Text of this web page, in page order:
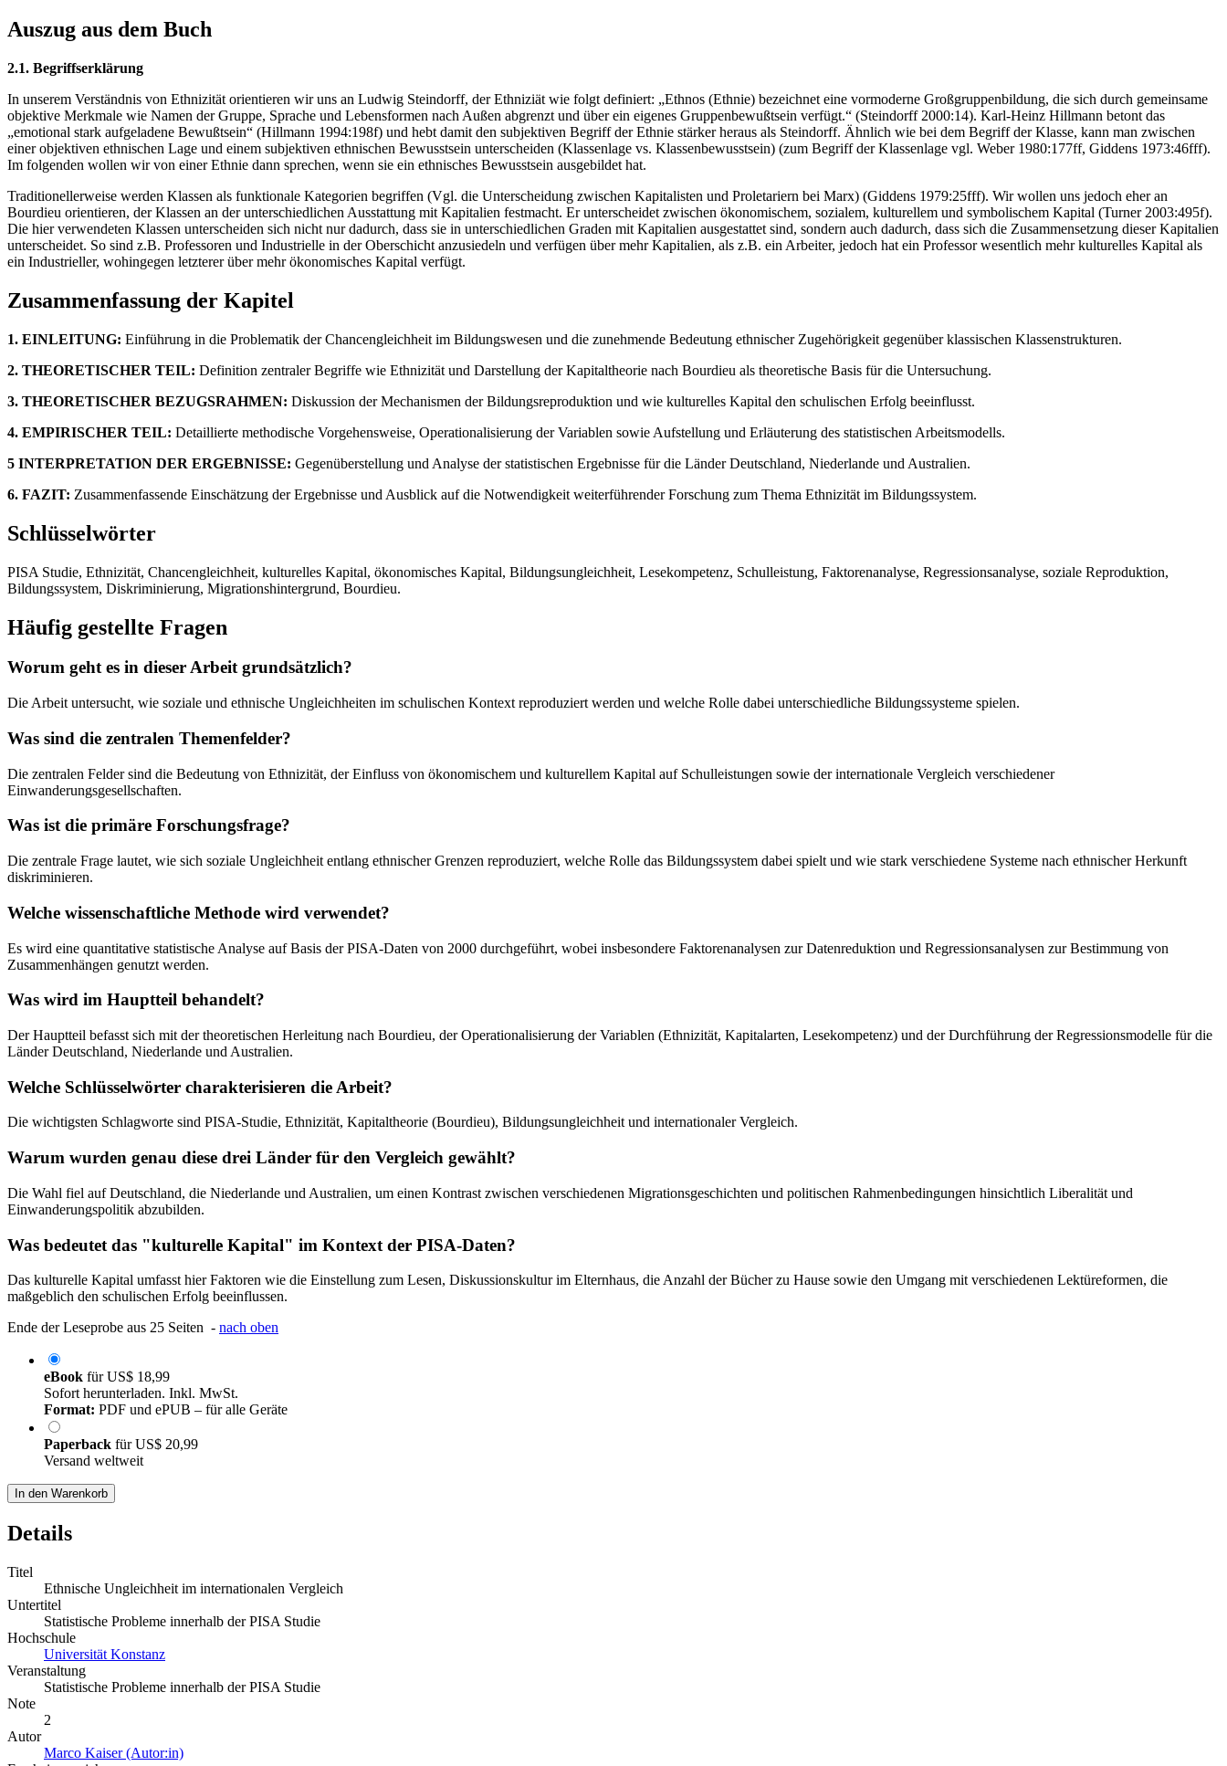
Auszug aus dem Buch
2.1. Begriffserklärung
In unserem Verständnis von Ethnizität orientieren wir uns an Ludwig Steindorff, der Ethniziät wie folgt definiert: „Ethnos (Ethnie) bezeichnet eine vormoderne Großgruppenbildung, die sich durch gemeinsame
objektive Merkmale wie Namen der Gruppe, Sprache und Lebensformen nach Außen abgrenzt und über ein eigenes Gruppenbewußtsein verfügt.“ (Steindorff 2000:14). Karl-Heinz Hillmann betont das
„emotional stark aufgeladene Bewußtsein“ (Hillmann 1994:198f) und hebt damit den subjektiven Begriff der Ethnie stärker heraus als Steindorff. Ähnlich wie bei dem Begriff der Klasse, kann man zwischen
einer objektiven ethnischen Lage und einem subjektiven ethnischen Bewusstsein unterscheiden (Klassenlage vs. Klassenbewusstsein) (zum Begriff der Klassenlage vgl. Weber 1980:177ff, Giddens 1973:46fff).
Im folgenden wollen wir von einer Ethnie dann sprechen, wenn sie ein ethnisches Bewusstsein ausgebildet hat.
Traditionellerweise werden Klassen als funktionale Kategorien begriffen (Vgl. die Unterscheidung zwischen Kapitalisten und Proletariern bei Marx) (Giddens 1979:25fff). Wir wollen uns jedoch eher an
Bourdieu orientieren, der Klassen an der unterschiedlichen Ausstattung mit Kapitalien festmacht. Er unterscheidet zwischen ökonomischem, sozialem, kulturellem und symbolischem Kapital (Turner 2003:495f).
Die hier verwendeten Klassen unterscheiden sich nicht nur dadurch, dass sie in unterschiedlichen Graden mit Kapitalien ausgestattet sind, sondern auch dadurch, dass sich die Zusammensetzung dieser Kapitalien
unterscheidet. So sind z.B. Professoren und Industrielle in der Oberschicht anzusiedeln und verfügen über mehr Kapitalien, als z.B. ein Arbeiter, jedoch hat ein Professor wesentlich mehr kulturelles Kapital als
ein Industrieller, wohingegen letzterer über mehr ökonomisches Kapital verfügt.
Zusammenfassung der Kapitel
1. EINLEITUNG: Einführung in die Problematik der Chancengleichheit im Bildungswesen und die zunehmende Bedeutung ethnischer Zugehörigkeit gegenüber klassischen Klassenstrukturen.
2. THEORETISCHER TEIL: Definition zentraler Begriffe wie Ethnizität und Darstellung der Kapitaltheorie nach Bourdieu als theoretische Basis für die Untersuchung.
3. THEORETISCHER BEZUGSRAHMEN: Diskussion der Mechanismen der Bildungsreproduktion und wie kulturelles Kapital den schulischen Erfolg beeinflusst.
4. EMPIRISCHER TEIL: Detaillierte methodische Vorgehensweise, Operationalisierung der Variablen sowie Aufstellung und Erläuterung des statistischen Arbeitsmodells.
5 INTERPRETATION DER ERGEBNISSE: Gegenüberstellung und Analyse der statistischen Ergebnisse für die Länder Deutschland, Niederlande und Australien.
6. FAZIT: Zusammenfassende Einschätzung der Ergebnisse und Ausblick auf die Notwendigkeit weiterführender Forschung zum Thema Ethnizität im Bildungssystem.
Schlüsselwörter
PISA Studie, Ethnizität, Chancengleichheit, kulturelles Kapital, ökonomisches Kapital, Bildungsungleichheit, Lesekompetenz, Schulleistung, Faktorenanalyse, Regressionsanalyse, soziale Reproduktion,
Bildungssystem, Diskriminierung, Migrationshintergrund, Bourdieu.
Häufig gestellte Fragen
Worum geht es in dieser Arbeit grundsätzlich?
Die Arbeit untersucht, wie soziale und ethnische Ungleichheiten im schulischen Kontext reproduziert werden und welche Rolle dabei unterschiedliche Bildungssysteme spielen.
Was sind die zentralen Themenfelder?
Die zentralen Felder sind die Bedeutung von Ethnizität, der Einfluss von ökonomischem und kulturellem Kapital auf Schulleistungen sowie der internationale Vergleich verschiedener
Einwanderungsgesellschaften.
Was ist die primäre Forschungsfrage?
Die zentrale Frage lautet, wie sich soziale Ungleichheit entlang ethnischer Grenzen reproduziert, welche Rolle das Bildungssystem dabei spielt und wie stark verschiedene Systeme nach ethnischer Herkunft
diskriminieren.
Welche wissenschaftliche Methode wird verwendet?
Es wird eine quantitative statistische Analyse auf Basis der PISA-Daten von 2000 durchgeführt, wobei insbesondere Faktorenanalysen zur Datenreduktion und Regressionsanalysen zur Bestimmung von
Zusammenhängen genutzt werden.
Was wird im Hauptteil behandelt?
Der Hauptteil befasst sich mit der theoretischen Herleitung nach Bourdieu, der Operationalisierung der Variablen (Ethnizität, Kapitalarten, Lesekompetenz) und der Durchführung der Regressionsmodelle für die
Länder Deutschland, Niederlande und Australien.
Welche Schlüsselwörter charakterisieren die Arbeit?
Die wichtigsten Schlagworte sind PISA-Studie, Ethnizität, Kapitaltheorie (Bourdieu), Bildungsungleichheit und internationaler Vergleich.
Warum wurden genau diese drei Länder für den Vergleich gewählt?
Die Wahl fiel auf Deutschland, die Niederlande und Australien, um einen Kontrast zwischen verschiedenen Migrationsgeschichten und politischen Rahmenbedingungen hinsichtlich Liberalität und
Einwanderungspolitik abzubilden.
Was bedeutet das "kulturelle Kapital" im Kontext der PISA-Daten?
Das kulturelle Kapital umfasst hier Faktoren wie die Einstellung zum Lesen, Diskussionskultur im Elternhaus, die Anzahl der Bücher zu Hause sowie den Umgang mit verschiedenen Lektüreformen, die
maßgeblich den schulischen Erfolg beeinflussen.
Ende der Leseprobe aus 25 Seiten - nach oben
eBook fürUS$ 18,99
Sofort herunterladen. Inkl. MwSt.
Format: PDF und ePUB – für alle Geräte
Paperback fürUS$ 20,99
Versand weltweit
In den Warenkorb
Details
Titel
Ethnische Ungleichheit im internationalen Vergleich
Untertitel
Statistische Probleme innerhalb der PISA Studie
Hochschule
Universität Konstanz
Veranstaltung
Statistische Probleme innerhalb der PISA Studie
Note
2
Autor
Marco Kaiser (Autor:in)